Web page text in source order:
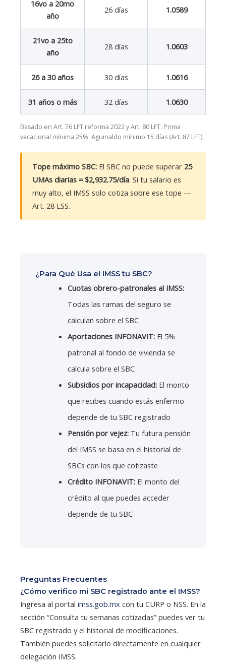
16vo a 20mo
año
26 días 1.0589
21vo a 25to
año
28 días 1.0603
26 a 30 años 30 días 1.0616
31 años o más 32 días 1.0630
Basado en Art. 76 LFT reforma 2022 y Art. 80 LFT. Prima
vacacional mínima 25%. Aguinaldo mínimo 15 días (Art. 87 LFT).
Tope máximo SBC: El SBC no puede superar 25
UMAs diarias = $2,932.75/día. Si tu salario es
muy alto, el IMSS solo cotiza sobre ese tope —
Art. 28 LSS.
¿Para Qué Usa el IMSS tu SBC?
Cuotas obrero-patronales al IMSS:
Todas las ramas del seguro se
calculan sobre el SBC
Aportaciones INFONAVIT:El 5%
patronal al fondo de vivienda se
calcula sobre el SBC
Subsidios por incapacidad:El monto
que recibes cuando estás enfermo
depende de tu SBC registrado
Pensión por vejez:Tu futura pensión
del IMSS se basa en el historial de
SBCs con los que cotizaste
Crédito INFONAVIT:El monto del
crédito al que puedes acceder
depende de tu SBC
Preguntas Frecuentes
¿Cómo verifico mi SBC registrado ante el IMSS?
Ingresa al portal imss.gob.mx con tu CURP o NSS. En la
sección “Consulta tu semanas cotizadas” puedes ver tu
SBC registrado y el historial de modificaciones.
También puedes solicitarlo directamente en cualquier
delegación IMSS.